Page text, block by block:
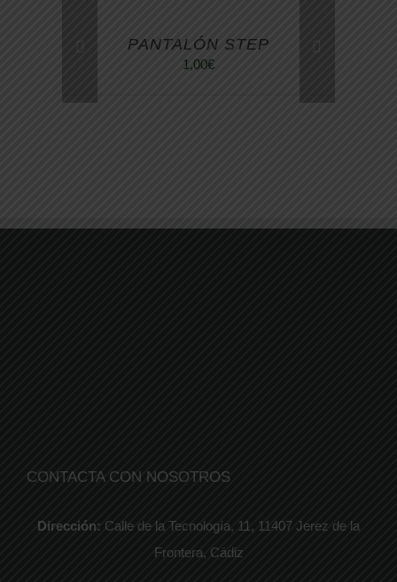
TIENE
MÚLTIPLES
PRODUCTO
PANTALÓN STEP
1,00€
CONTACTA CON NOSOTROS
Dirección: Calle de la Tecnología, 11, 11407 Jerez de la
Frontera, Cádiz